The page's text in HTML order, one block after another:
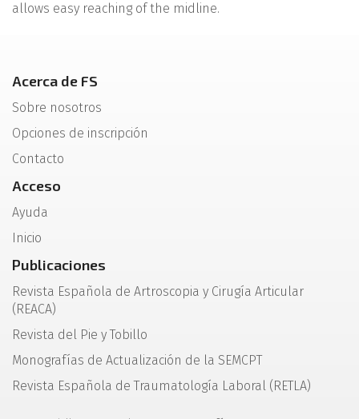
allows easy reaching of the midline.
Acerca de FS
Sobre nosotros
Opciones de inscripción
Contacto
Acceso
Ayuda
Inicio
Publicaciones
Revista Española de Artroscopia y Cirugía Articular
(REACA)
Revista del Pie y Tobillo
Monografías de Actualización de la SEMCPT
Revista Española de Traumatología Laboral (RETLA)